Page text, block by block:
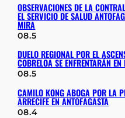
OBSERVACIONES DE LA
EL SERVICIO DE SALUD
MIRA
08.5
DUELO REGIONAL POR EL
COBRELOA SE ENFRENTARÁN
08.5
CAMILO KONG ABOGA POR LA
ARRECIFE EN ANTOFAGASTA
08.4